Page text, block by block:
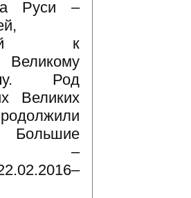
Руси –
к
Великому
Род
Великих
–